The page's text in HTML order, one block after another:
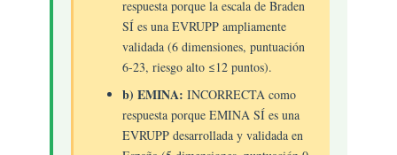
respuesta porque la escala de Braden
SÍ es una EVRUPP ampliamente
validada (6 dimensiones, puntuación
6-23, riesgo alto ≤12 puntos).
b) EMINA: INCORRECTA como
respuesta porque EMINA SÍ es una
EVRUPP desarrollada y validada en